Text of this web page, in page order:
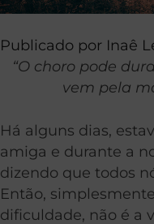
Publicado por Inaê
“O choro pode
vem pela
Há alguns dias,
amiga e durante a
dizendo que todos
Então,
dificuldade, não é a